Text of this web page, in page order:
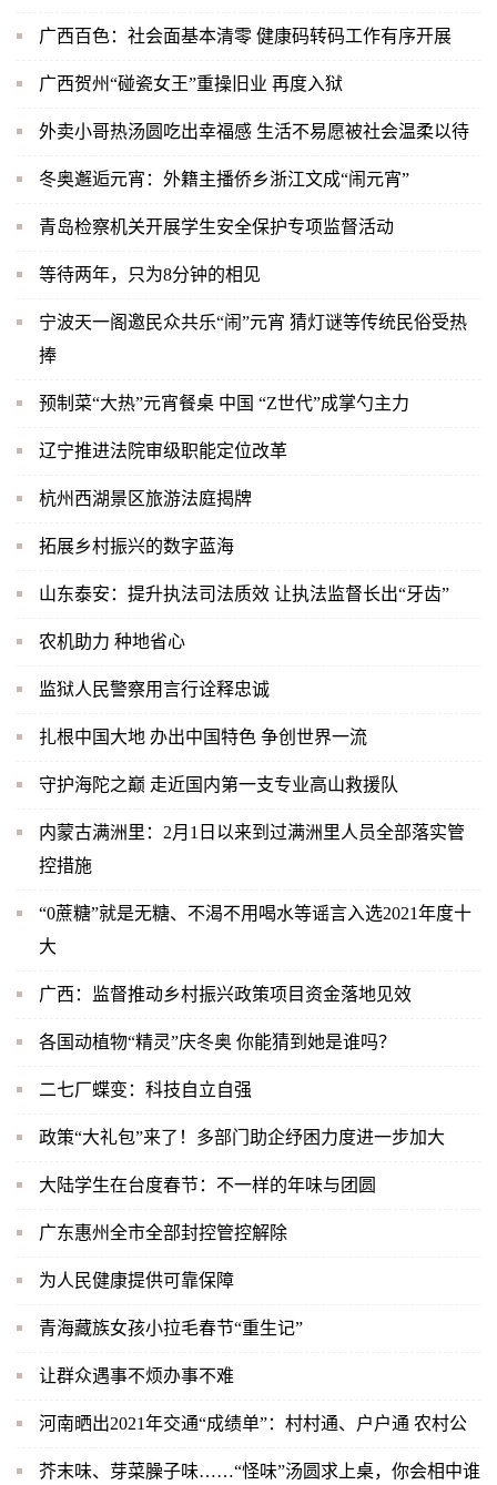
广西百色：社会面基本清零 健康码转码工作有序开展
广西贺州“碰瓷女王”重操旧业 再度入狱
外卖小哥热汤圆吃出幸福感 生活不易愿被社会温柔以待
冬奥邂逅元宵：外籍主播侨乡浙江文成“闹元宵”
青岛检察机关开展学生安全保护专项监督活动
等待两年，只为8分钟的相见
宁波天一阁邀民众共乐“闹”元宵 猜灯谜等传统民俗受热
捧
预制菜“大热”元宵餐桌 中国 “Z世代”成掌勺主力
辽宁推进法院审级职能定位改革
杭州西湖景区旅游法庭揭牌
拓展乡村振兴的数字蓝海
山东泰安：提升执法司法质效 让执法监督长出“牙齿”
农机助力 种地省心
监狱人民警察用言行诠释忠诚
扎根中国大地 办出中国特色 争创世界一流
守护海陀之巅 走近国内第一支专业高山救援队
内蒙古满洲里：2月1日以来到过满洲里人员全部落实管
控措施
“0蔗糖”就是无糖、不渴不用喝水等谣言入选2021年度十
大
广西：监督推动乡村振兴政策项目资金落地见效
各国动植物“精灵”庆冬奥 你能猜到她是谁吗？
二七厂蝶变：科技自立自强
政策“大礼包”来了！多部门助企纾困力度进一步加大
大陆学生在台度春节：不一样的年味与团圆
广东惠州全市全部封控管控解除
为人民健康提供可靠保障
青海藏族女孩小拉毛春节“重生记”
让群众遇事不烦办事不难
河南晒出2021年交通“成绩单”：村村通、户户通 农村公
芥末味、芽菜臊子味……“怪味”汤圆求上桌，你会相中谁